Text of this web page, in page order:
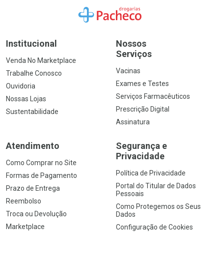
Ir para a Home
Institucional
Venda No Marketplace
Trabalhe Conosco
Ouvidoria
Nossas Lojas
Sustentabilidade
Nossos
Serviços
Vacinas
Exames e Testes
Serviços Farmacêuticos
Prescrição Digital
Assinatura
Atendimento
Como Comprar no Site
Formas de Pagamento
Prazo de Entrega
Reembolso
Troca ou Devolução
Marketplace
Segurança e
Privacidade
Política de Privacidade
Portal do Titular de Dados
Pessoais
Como Protegemos os Seus
Dados
Configuração de Cookies